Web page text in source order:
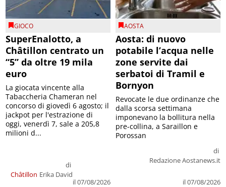
GIOCO
SuperEnalotto, a
Châtillon centrato un
“5” da oltre 19 mila
euro
Châtillon
di
Erika David
il 07/08/2026
La giocata vincente alla
Tabaccheria Chameran nel
concorso di giovedì 6 agosto; il
jackpot per l'estrazione di
oggi, venerdì 7, sale a 205,8
milioni d...
AOSTA
Aosta: di nuovo
potabile l’acqua nelle
zone servite dai
serbatoi di Tramil e
Bornyon
di
Redazione Aostanews.it
il 07/08/2026
Revocate le due ordinanze che
dalla scorsa settimana
imponevano la bollitura nella
pre-collina, a Saraillon e
Porossan